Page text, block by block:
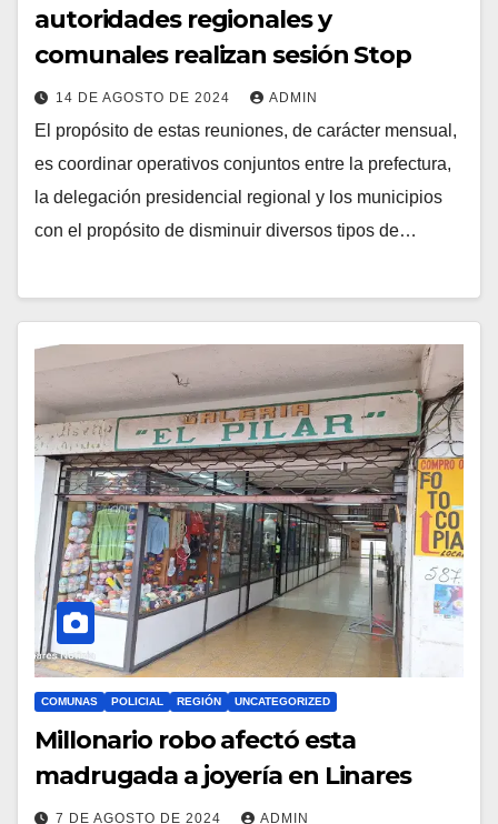
autoridades regionales y
comunales realizan sesión Stop
14 DE AGOSTO DE 2024 ADMIN
El propósito de estas reuniones, de carácter mensual,
es coordinar operativos conjuntos entre la prefectura,
la delegación presidencial regional y los municipios
con el propósito de disminuir diversos tipos de…
COMUNAS POLICIAL REGIÓN UNCATEGORIZED
Millonario robo afectó esta
madrugada a joyería en Linares
7 DE AGOSTO DE 2024 ADMIN